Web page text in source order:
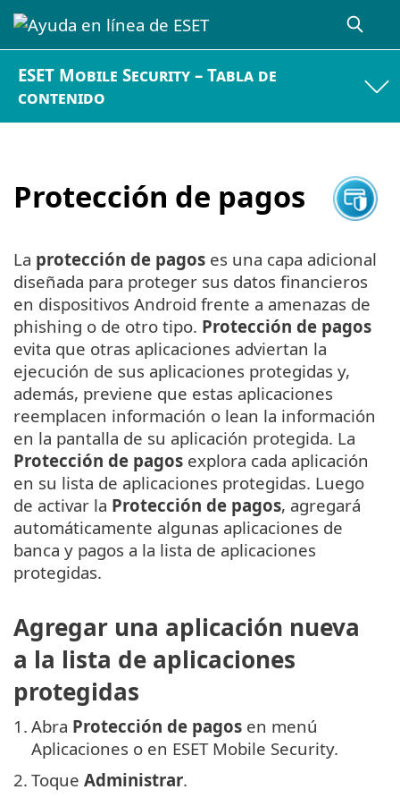
ESET Mobile Security – Tabla de
contenido
Protección de pagos
La protección de pagos es una capa adicional
diseñada para proteger sus datos financieros
en dispositivos Android frente a amenazas de
phishing o de otro tipo. Protección de pagos
evita que otras aplicaciones adviertan la
ejecución de sus aplicaciones protegidas y,
además, previene que estas aplicaciones
reemplacen información o lean la información
en la pantalla de su aplicación protegida. La
Protección de pagos explora cada aplicación
en su lista de aplicaciones protegidas. Luego
de activar la Protección de pagos, agregará
automáticamente algunas aplicaciones de
banca y pagos a la lista de aplicaciones
protegidas.
Agregar una aplicación nueva
a la lista de aplicaciones
protegidas
1. Abra Protección de pagos en menú
Aplicaciones o en ESET Mobile Security.
2. Toque Administrar.